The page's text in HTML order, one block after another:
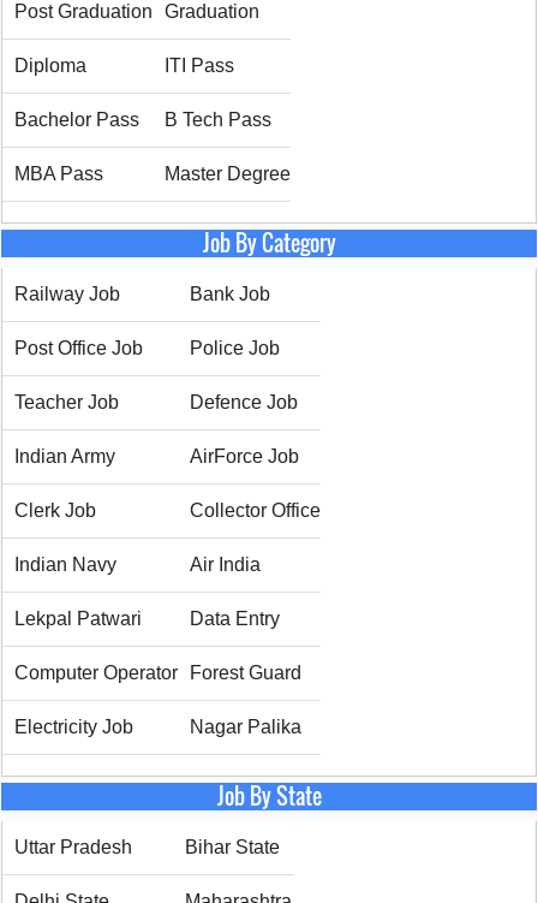
Post Graduation Graduation
Diploma ITI Pass
Bachelor Pass B Tech Pass
MBA Pass Master Degree
Job By Category
Railway Job Bank Job
Post Office Job Police Job
Teacher Job Defence Job
Indian Army AirForce Job
Clerk Job Collector Office
Indian Navy Air India
Lekpal Patwari Data Entry
Computer Operator Forest Guard
Electricity Job Nagar Palika
Job By State
Uttar Pradesh Bihar State